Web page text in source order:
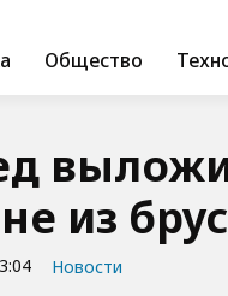
Общество
из
Новости